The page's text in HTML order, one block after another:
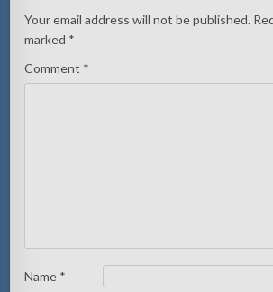
Your email address will not be published.
marked *
Comment *
Name *